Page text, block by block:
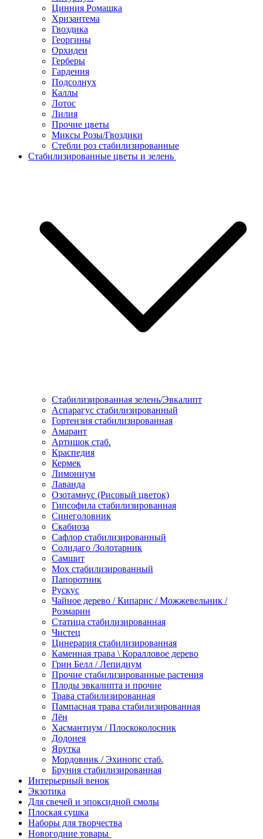
Цинния Ромашка
Хризантема
Гвоздика
Георгины
Орхидеи
Герберы
Гардения
Подсолнух
Каллы
Лотос
Лилия
Прочие цветы
Миксы Розы/Гвоздики
Стебли роз стабилизированные
Стабилизированные цветы и зелень
Стабилизированная зелень/Эвкалипт
Аспарагус стабилизированный
Гортензия стабилизированная
Амарант
Артишок стаб.
Краспедия
Кермек
Лимониум
Лаванда
Озотамнус (Рисовый цветок)
Гипсофила стабилизированная
Синеголовник
Скабиоза
Сафлор стабилизированный
Солидаго /Золотарник
Самшит
Мох стабилизированный
Папоротник
Рускус
Чайное дерево / Кипарис / Можжевельник /
Розмарин
Статица стабилизированная
Чистец
Цинерария стабилизированная
Каменная трава \ Коралловое дерево
Грин Белл / Лепидиум
Прочие стабилизированные растения
Плоды эвкалипта и прочие
Трава стабилизированная
Пампасная трава стабилизированная
Лён
Хасмантиум / Плоскоколосник
Додонея
Ярутка
Мордовник / Эхинопс стаб.
Бруния стабилизированная
Интерьерный венок
Экзотика
Для свечей и эпоксидной смолы
Плоская сушка
Наборы для творчества
Новогодние товары